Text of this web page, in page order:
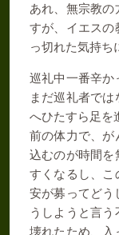
あれ、無宗教
すが、イエスの
っ切れた気持ち
巡礼中一番辛か
まだ巡礼者で
へひたすら足を
前の体力で、が
込むのが時間を
すくなるし、こ
安が募ってどう
うしようと言
壊れたため、入